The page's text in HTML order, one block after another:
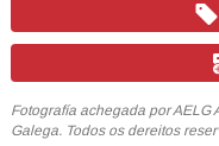
Fotografía achegada por
Galega. Todos os dereitos